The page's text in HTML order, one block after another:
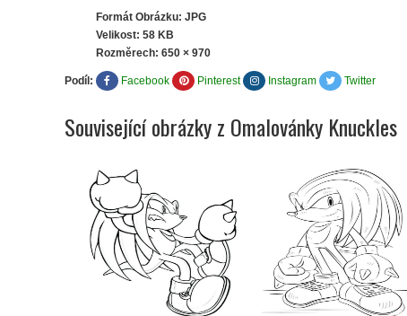
Formát Obrázku: JPG
Velikost: 58 KB
Rozměrech: 650 × 970
Podíl: Facebook Pinterest Instagram Twitter
Související obrázky z Omalovánky Knuckles